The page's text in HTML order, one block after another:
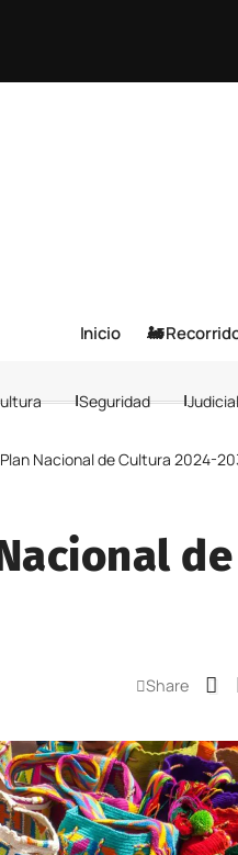
Inicio 🚂
Seguridad Judicial
Nacional de Cultura 2024-
Share